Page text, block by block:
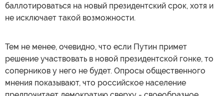
баллотироваться на новый президентский срок, хотя и
не исключает такой возможности.
Тем не менее, очевидно, что если Путин примет
решение участвовать в новой президентской гонке, то
соперников у него не будет. Опросы общественного
мнения показывают, что российское население